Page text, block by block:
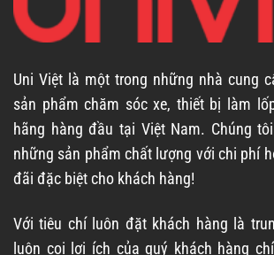
Uni Việt là một trong những nhà cung
sản phẩm chăm sóc xe, thiết bị làm
hãng hàng đầu tại Việt Nam. Chúng
những sản phẩm chất lượng với chi phí
đãi đặc biệt cho khách hàng!
Với tiêu chí luôn đặt khách hàng là
luôn coi lợi ích của quý khách hàng